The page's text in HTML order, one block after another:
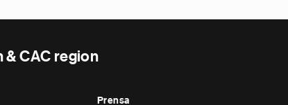
& CAC region
Prensa